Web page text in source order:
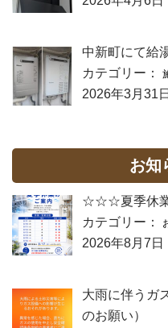
中新町にて給
カテゴリー：
2026年3月31日
お知
☆☆☆夏季休
カテゴリー：
2026年8月7日
大雨に伴うガ
のお願い）